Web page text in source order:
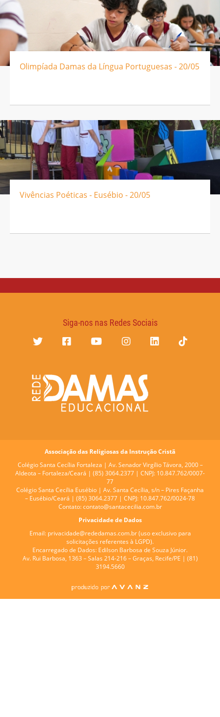
Olimpíada Damas da Língua Portuguesas - 20/05
Vivências Poéticas - Eusébio - 20/05
Siga-nos nas Redes Sociais
Associação das Religiosas da Instrução Cristã
Colégio Santa Cecília Fortaleza | Av. Senador Virgílio Távora, 2000 –
Aldeota – Fortaleza/Ceará | (85) 3064.2377 | CNPJ: 10.847.762/0007-
77
Colégio Santa Cecília Eusébio | Av. Santa Cecília, s/n – Pires Façanha
– Eusébio/Ceará | (85) 3064.2377 | CNPJ: 10.847.762/0024-78
Contato: contato@santacecilia.com.br
Privacidade de Dados
Email: privacidade@rededamas.com.br(uso exclusivo para
solicitações referentes à LGPD).
Encarregado de Dados: Edilson Barbosa de Souza Júnior.
Av. Rui Barbosa, 1363 – Salas 214-216 – Graças, Recife/PE | (81)
3194.5660